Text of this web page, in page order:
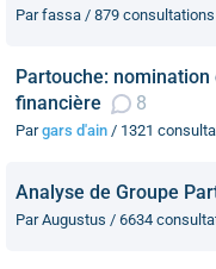
Par fassa / 879 consultations
Partouche:
financière
8
Pargars d'ain / 1321
Analyse de Groupe
Par Augustus / 6634